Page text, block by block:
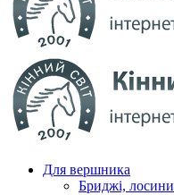
Для вершника
Бриджі, лосини